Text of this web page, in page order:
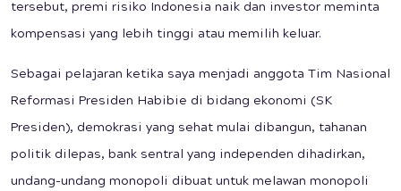
tersebut, premi risiko Indonesia naik dan investor meminta
kompensasi yang lebih tinggi atau memilih keluar.
Sebagai pelajaran ketika saya menjadi anggota Tim Nasional
Reformasi Presiden Habibie di bidang ekonomi (SK
Presiden), demokrasi yang sehat mulai dibangun, tahanan
politik dilepas, bank sentral yang independen dihadirkan,
undang-undang monopoli dibuat untuk melawan monopoli